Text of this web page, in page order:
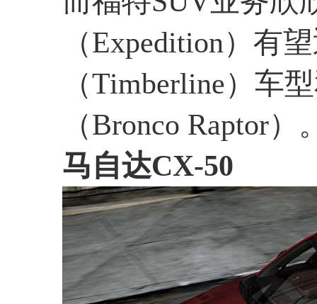
（Expedition）有
（Timberline）车
（Bronco Raptor）
马自达CX-50